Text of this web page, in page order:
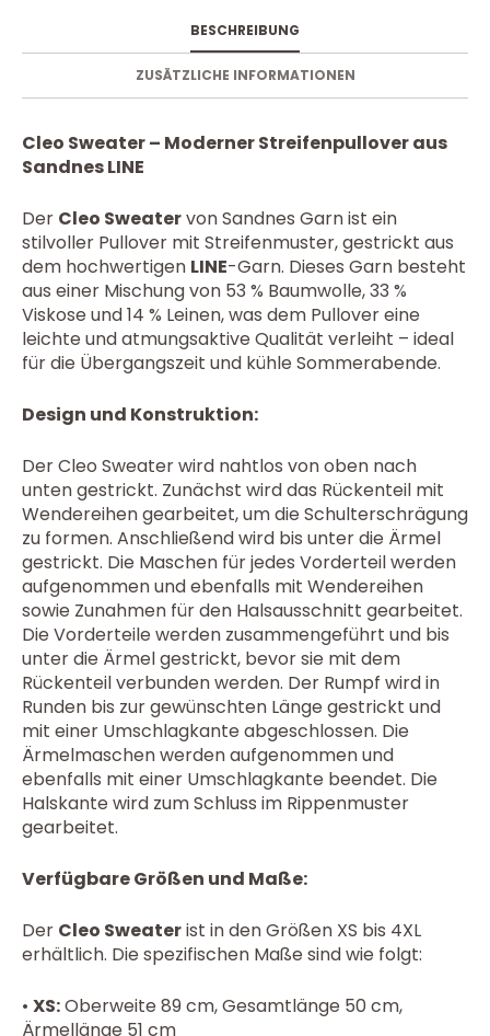
BESCHREIBUNG
ZUSÄTZLICHE INFORMATIONEN
Cleo Sweater – Moderner Streifenpullover aus
Sandnes LINE
Der Cleo Sweatervon Sandnes Garn ist ein
stilvoller Pullover mit Streifenmuster, gestrickt aus
dem hochwertigen LINE-Garn. Dieses Garn besteht
aus einer Mischung von 53 % Baumwolle, 33 %
Viskose und 14 % Leinen, was dem Pullover eine
leichte und atmungsaktive Qualität verleiht – ideal
für die Übergangszeit und kühle Sommerabende.
Design und Konstruktion:
Der Cleo Sweater wird nahtlos von oben nach
unten gestrickt. Zunächst wird das Rückenteil mit
Wendereihen gearbeitet, um die Schulterschrägung
zu formen. Anschließend wird bis unter die Ärmel
gestrickt. Die Maschen für jedes Vorderteil werden
aufgenommen und ebenfalls mit Wendereihen
sowie Zunahmen für den Halsausschnitt gearbeitet.
Die Vorderteile werden zusammengeführt und bis
unter die Ärmel gestrickt, bevor sie mit dem
Rückenteil verbunden werden. Der Rumpf wird in
Runden bis zur gewünschten Länge gestrickt und
mit einer Umschlagkante abgeschlossen. Die
Ärmelmaschen werden aufgenommen und
ebenfalls mit einer Umschlagkante beendet. Die
Halskante wird zum Schluss im Rippenmuster
gearbeitet.
Verfügbare Größen und Maße:
Der Cleo Sweaterist in den Größen XS bis 4XL
erhältlich. Die spezifischen Maße sind wie folgt:
• XS:Oberweite 89 cm, Gesamtlänge 50 cm,
Ärmellänge 51 cm